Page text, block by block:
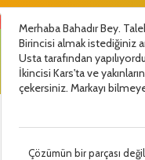
Merhaba Bahadır Bey.
Birincisi almak istediğiniz
Usta tarafından
İkincisi Kars'ta ve
çekersiniz. Markayı
Çözümün bir parçası